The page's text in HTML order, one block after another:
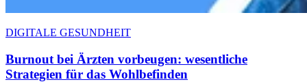
DIGITALE GESUNDHEIT
Burnout bei Ärzten vorbeugen: wesentliche
Strategien für das Wohlbefinden